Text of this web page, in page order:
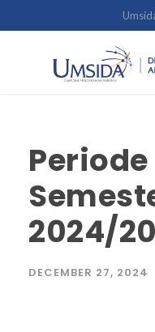
2024/
DECEMBER 27, 2024